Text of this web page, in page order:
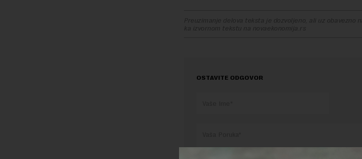
Preuzimanje delova teksta je dozvoljeno, ali uz obavezno
ka izvornom tekstu na novaekonomija.rs
OSTAVITE ODGOVOR